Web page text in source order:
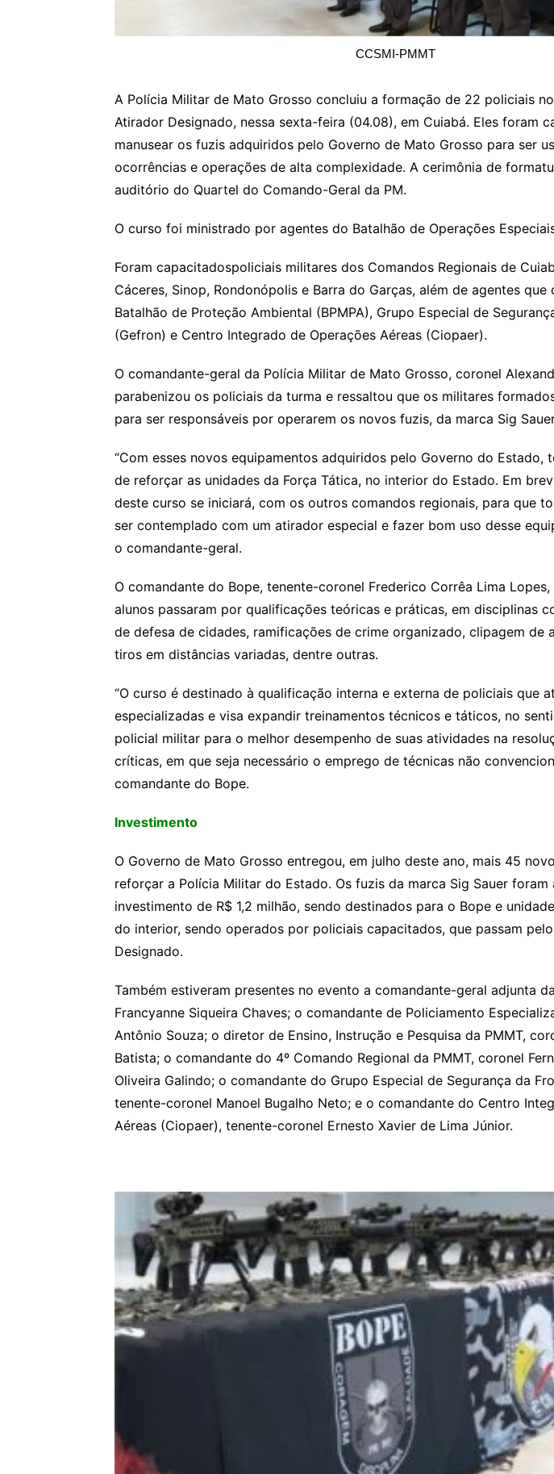
CCSMI-PMMT
A Polícia Militar de Mato Grosso concluiu a formação de 22 policiais
Atirador Designado, nessa sexta-feira (04.08), em Cuiabá. Eles foram
manusear os fuzis adquiridos pelo Governo de Mato Grosso para ser
ocorrências e operações de alta complexidade. A cerimônia de
auditório do Quartel do Comando-Geral da PM.
O curso foi ministrado por agentes do Batalhão de Operações
Foram capacitadospoliciais militares dos Comandos Regionais de
Cáceres, Sinop, Rondonópolis e Barra do Garças, além de agentes que
Batalhão de Proteção Ambiental (BPMPA), Grupo Especial de
(Gefron) e Centro Integrado de Operações Aéreas (Ciopaer).
O comandante-geral da Polícia Militar de Mato Grosso, coronel
parabenizou os policiais da turma e ressaltou que os militares
para ser responsáveis por operarem os novos fuzis, da marca Sig
“Com esses novos equipamentos adquiridos pelo Governo do Estado,
de reforçar as unidades da Força Tática, no interior do Estado. Em
deste curso se iniciará, com os outros comandos regionais, para que
ser contemplado com um atirador especial e fazer bom uso desse
o comandante-geral.
O comandante do Bope, tenente-coronel Frederico Corrêa Lima
alunos passaram por qualificações teóricas e práticas, em disciplinas
de defesa de cidades, ramificações de crime organizado, clipagem de
tiros em distâncias variadas, dentre outras.
“O curso é destinado à qualificação interna e externa de policiais que
especializadas e visa expandir treinamentos técnicos e táticos, no
policial militar para o melhor desempenho de suas atividades na
críticas, em que seja necessário o emprego de técnicas não
comandante do Bope.
Investimento
O Governo de Mato Grosso entregou, em julho deste ano, mais 45
reforçar a Polícia Militar do Estado. Os fuzis da marca Sig Sauer foram
investimento de R$ 1,2 milhão, sendo destinados para o Bope e
do interior, sendo operados por policiais capacitados, que passam
Designado.
Também estiveram presentes no evento a comandante-geral adjunta
Francyanne Siqueira Chaves; o comandante de Policiamento
Antônio Souza; o diretor de Ensino, Instrução e Pesquisa da PMMT,
Batista; o comandante do 4º Comando Regional da PMMT, coronel
Oliveira Galindo; o comandante do Grupo Especial de Segurança da
tenente-coronel Manoel Bugalho Neto; e o comandante do Centro
Aéreas (Ciopaer), tenente-coronel Ernesto Xavier de Lima Júnior.